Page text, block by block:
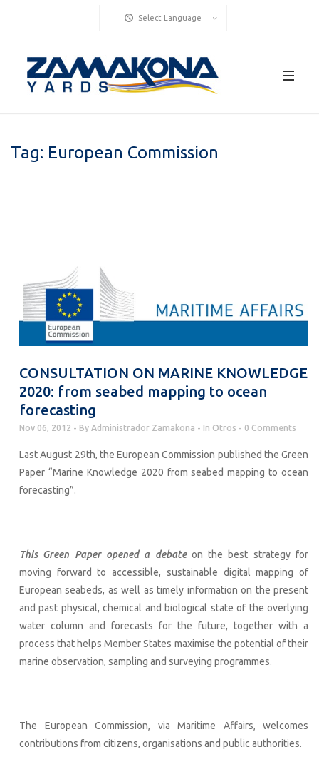
Select Language
Tag: European Commission
CONSULTATION ON MARINE KNOWLEDGE
2020: from seabed mapping to ocean
forecasting
Nov 06, 2012 By Administrador Zamakona In Otros 0 Comments
Last August 29th, the European Commission published the Green
Paper “Marine Knowledge 2020 from seabed mapping to ocean
forecasting”.
This Green Paper opened a debateon the best strategy for
moving forward to accessible, sustainable digital mapping of
European seabeds, as well as timely information on the present
and past physical, chemical and biological state of the overlying
water column and forecasts for the future, together with a
process that helps Member States maximise the potential of their
marine observation, sampling and surveying programmes.
The European Commission, via Maritime Affairs, welcomes
contributions from citizens, organisations and public authorities.